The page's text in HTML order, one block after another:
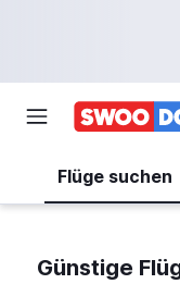
Flüge suchen
Günstige